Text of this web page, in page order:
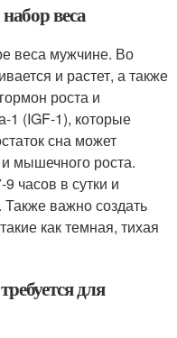
веса
веса мужчине. Во
и растет, а также
роста и
1 (IGF-1), которые
сна может
мышечного роста.
часов в сутки и
важно создать
как темная, тихая
для